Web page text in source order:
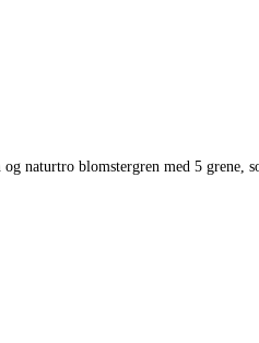
naturtro blomstergren med 5 grene,